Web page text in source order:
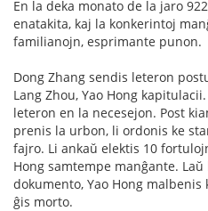
En la deka monato de la jaro
enatakita, kaj la konkerintoj
familianojn, esprimante punon.
Dong Zhang sendis leteron
Lang Zhou, Yao Hong
leteron en la necesejon. Post
prenis la urbon, li ordonis ke
fajro. Li ankaŭ elektis 10
Hong samtempe manĝante.
dokumento, Yao Hong malbenis
ĝis morto.